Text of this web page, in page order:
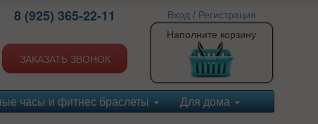
8 (925) 365-22-11
ЗАКАЗАТЬ ЗВОНОК
Вход/ Регистрация
Наполните корзину
часы и фитнес браслеты Для дома